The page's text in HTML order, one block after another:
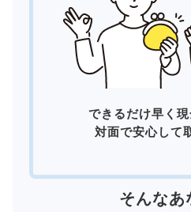
できるだけ早く現
対面で安心して
そんなあ